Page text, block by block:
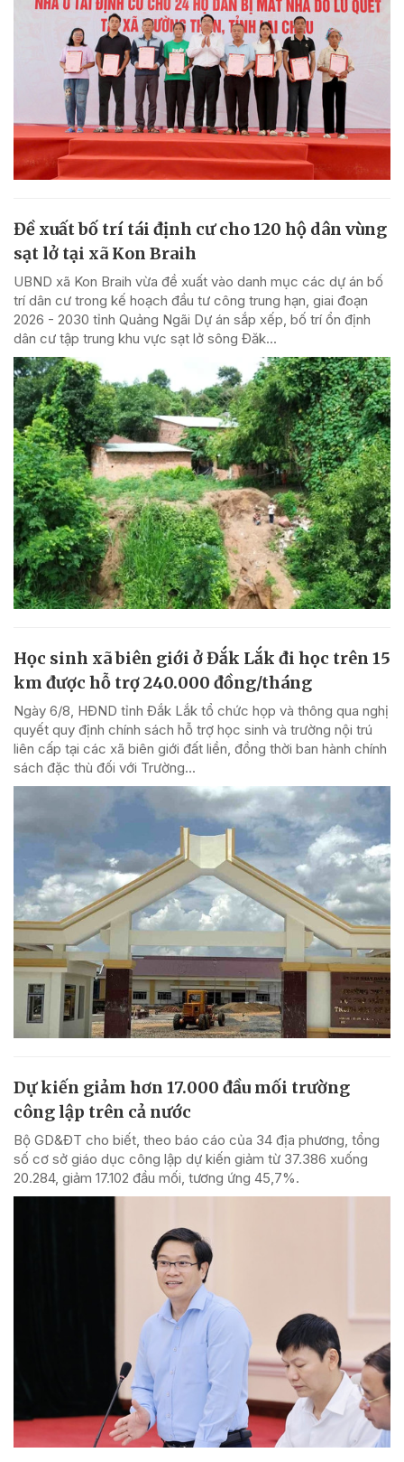
Đề xuất bố trí tái định cư cho 120 hộ dân vùng
sạt lở tại xã Kon Braih
UBND xã Kon Braih vừa đề xuất vào danh mục các dự án bố
trí dân cư trong kế hoạch đầu tư công trung hạn, giai đoạn
2026 - 2030 tỉnh Quảng Ngãi Dự án sắp xếp, bố trí ổn định
dân cư tập trung khu vực sạt lở sông Đăk...
Học sinh xã biên giới ở Đắk Lắk đi học trên 15
km được hỗ trợ 240.000 đồng/tháng
Ngày 6/8, HĐND tỉnh Đắk Lắk tổ chức họp và thông qua nghị
quyết quy định chính sách hỗ trợ học sinh và trường nội trú
liên cấp tại các xã biên giới đất liền, đồng thời ban hành chính
sách đặc thù đối với Trường...
Dự kiến giảm hơn 17.000 đầu mối trường
công lập trên cả nước
Bộ GD&ĐT cho biết, theo báo cáo của 34 địa phương, tổng
số cơ sở giáo dục công lập dự kiến giảm từ 37.386 xuống
20.284, giảm 17.102 đầu mối, tương ứng 45,7%.